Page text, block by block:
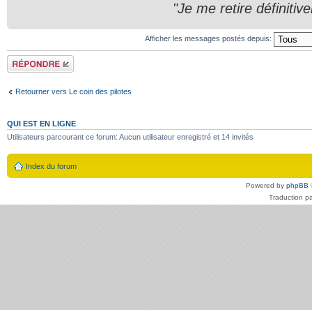
"Je me retire
Afficher les messages postés depuis:
Répondre
Retourner vers Le coin des pilotes
QUI EST EN LIGNE
Utilisateurs parcourant ce forum: Aucun utilisateur enregistré et 14 invités
Index du forum
Powered by phpBB
Traduction